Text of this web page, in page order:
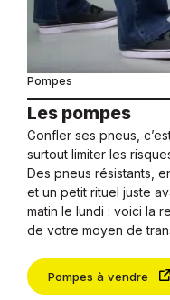
Pompes
Les pompes
Gonfler ses pneus,
surtout limiter les
Des pneus résistants,
et un petit rituel juste
matin le lundi : voici la
de votre moyen de
Pompes à vendre